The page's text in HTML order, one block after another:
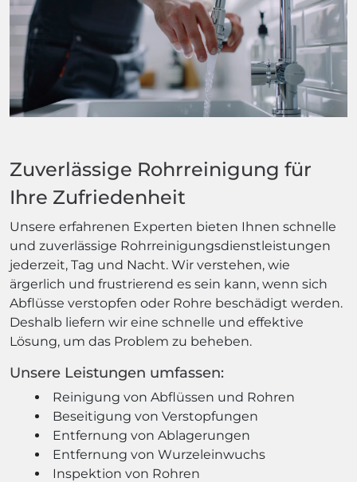
Zuverlässige Rohrreinigung für
Ihre Zufriedenheit
Unsere erfahrenen Experten bieten Ihnen schnelle
und zuverlässige Rohrreinigungsdienstleistungen
jederzeit, Tag und Nacht. Wir verstehen, wie
ärgerlich und frustrierend es sein kann, wenn sich
Abflüsse verstopfen oder Rohre beschädigt werden.
Deshalb liefern wir eine schnelle und effektive
Lösung, um das Problem zu beheben.
Unsere Leistungen umfassen:
Reinigung von Abflüssen und Rohren
Beseitigung von Verstopfungen
Entfernung von Ablagerungen
Entfernung von Wurzeleinwuchs
Inspektion von Rohren